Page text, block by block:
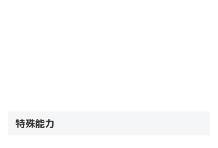
特殊能力